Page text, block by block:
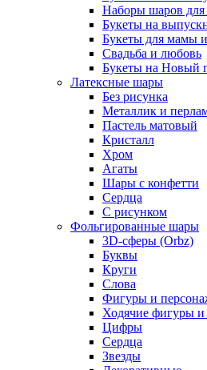
Наборы шаров для
Букеты на
Букеты для мамы
Свадьба и любовь
Букеты на Новый
Латексные шары
Без рисунка
Металлик и
Пастель матовый
Кристалл
Хром
Агаты
Шары с конфетти
Сердца
С рисунком
Фольгированные шары
3D-сферы (Orbz)
Буквы
Круги
Слова
Фигуры и
Ходячие фигуры
Цифры
Сердца
Звезды